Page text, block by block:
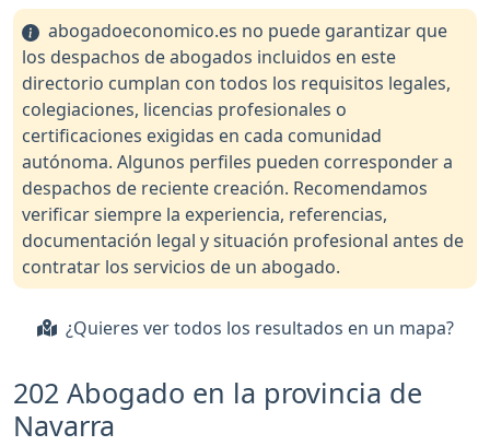
abogadoeconomico.es no puede garantizar que
los despachos de abogados incluidos en este
directorio cumplan con todos los requisitos legales,
colegiaciones, licencias profesionales o
certificaciones exigidas en cada comunidad
autónoma. Algunos perfiles pueden corresponder a
despachos de reciente creación. Recomendamos
verificar siempre la experiencia, referencias,
documentación legal y situación profesional antes de
contratar los servicios de un abogado.
¿Quieres ver todos los resultados en un mapa?
202 Abogado en la provincia de
Navarra